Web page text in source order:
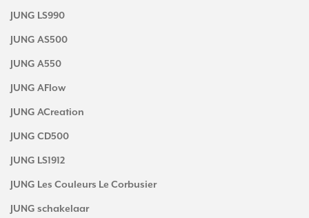
JUNG LS990
JUNG AS500
JUNG A550
JUNG AFlow
JUNG ACreation
JUNG CD500
JUNG LS1912
JUNG Les Couleurs Le Corbusier
JUNG schakelaar